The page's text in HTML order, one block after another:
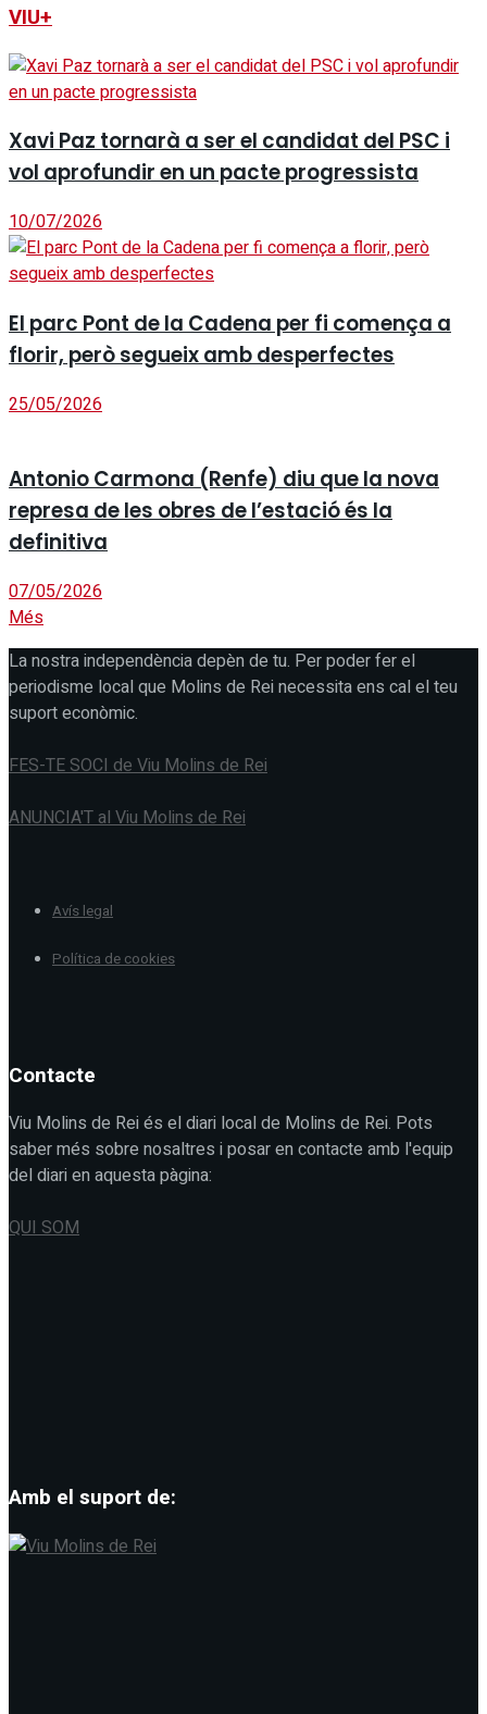
VIU+
Xavi Paz tornarà a ser el candidat del PSC i
vol aprofundir en un pacte progressista
10/07/2026
El parc Pont de la Cadena per fi comença a
florir, però segueix amb desperfectes
25/05/2026
Antonio Carmona (Renfe) diu que la nova
represa de les obres de l’estació és la
definitiva
07/05/2026
Més
La nostra independència depèn de tu. Per poder fer el
periodisme local que Molins de Rei necessita ens cal el teu
suport econòmic.
FES-TE SOCI de Viu Molins de Rei
ANUNCIA'T al Viu Molins de Rei
Avís legal
Política de cookies
Contacte
Viu Molins de Rei és el diari local de Molins de Rei. Pots
saber més sobre nosaltres i posar en contacte amb l'equip
del diari en aquesta pàgina:
QUI SOM
Amb el suport de: